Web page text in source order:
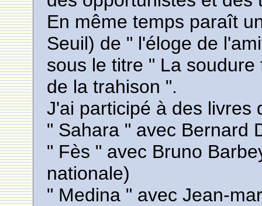
En même temps paraît
Seuil) de " l'éloge de
sous le titre " La
de la trahison ".
J'ai participé à des livres
" Sahara " avec Bernard
" Fès " avec Bruno
nationale)
" Medina " avec Jean-